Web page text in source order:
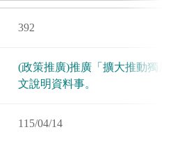
392
(政策推廣)推廣「擴大推動獨
文說明資料事。
115/04/14